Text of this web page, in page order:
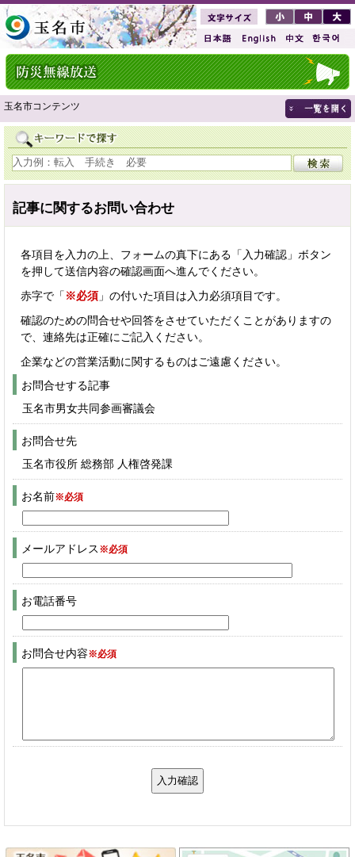
玉名市コンテンツ
記事に関するお問い合わせ
各項目を入力の上、フォームの真下にある「入力確認」ボタン
を押して送信内容の確認画面へ進んでください。
赤字で「 ※必須 」の付いた項目は入力必須項目です。
確認のための問合せや回答をさせていただくことがありますの
で、連絡先は正確にご記入ください。
企業などの営業活動に関するものはご遠慮ください。
お問合せする記事
玉名市男女共同参画審議会
お問合せ先
玉名市役所 総務部 人権啓発課
お名前※必須
メールアドレス ※必須
お電話番号
お問合せ内容※必須